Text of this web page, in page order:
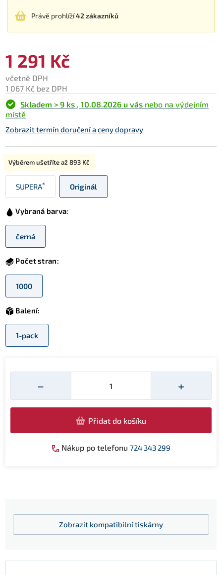
Právě prohlíží42 zákazníků
1 291 Kč
včetně DPH
1 067 Kč bez DPH
Skladem > 9 ks , 10.08.2026 u vás nebo na výdejním
místě
Zobrazit termín doručení a ceny dopravy
Typ:
SUPERA®
Výběrem ušetříte až893 Kč
Originál
Vybraná barva:
černá
Počet stran:
1000
Balení:
1-pack
−
Množství
+
Přidat do košíku
Nákup po telefonu 724 343 299
Zobrazit kompatibilní tiskárny